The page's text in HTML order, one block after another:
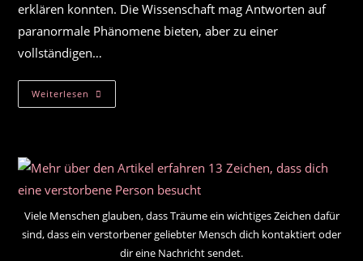
erklären konnten. Die Wissenschaft mag Antworten auf
paranormale Phänomene bieten, aber zu einer
vollständigen…
Weiterlesen So
Stellst
Geister
Sehen
Kannst
Viele Menschen glauben, dass Träume ein wichtiges Zeichen dafür
sind, dass ein verstorbener geliebter Mensch dich kontaktiert oder
dir eine Nachricht sendet.